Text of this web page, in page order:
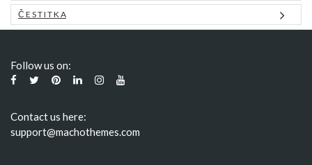
Č E S T I T K A
Follow us on:
Contact us here:
support@machothemes.com